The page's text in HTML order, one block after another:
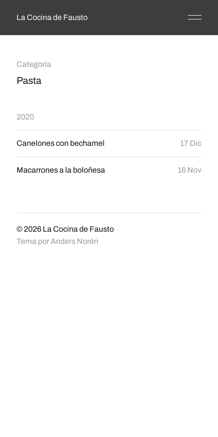
La Cocina de Fausto
Categoría
Pasta
2020
Canelones con bechamel 17 Dic
Macarrones a la boloñesa 16 Nov
© 2026 La Cocina de Fausto
Tema porAnders Norén